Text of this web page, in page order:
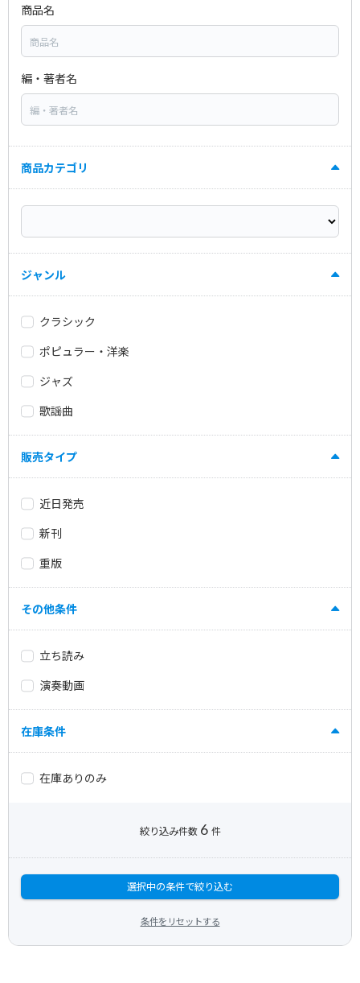
商品名
編・著者名
商品カテゴリ
ジャンル
クラシック
ポピュラー・洋楽
ジャズ
歌謡曲
販売タイプ
近日発売
新刊
重版
その他条件
立ち読み
演奏動画
在庫条件
在庫ありのみ
絞り込み件数 6 件
選択中の条件で絞り込む
条件をリセットする